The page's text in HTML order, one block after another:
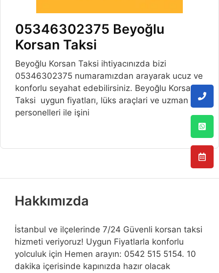
05346302375 Beyoğlu
Korsan Taksi
Beyoğlu Korsan Taksi ihtiyacınızda bizi
05346302375 numaramızdan arayarak ucuz ve
konforlu seyahat edebilirsiniz. Beyoğlu Korsan
Taksi uygun fiyatları, lüks araçlari ve uzman
personelleri ile işini
Hakkımızda
İstanbul ve ilçelerinde 7/24 Güvenli korsan taksi
hizmeti veriyoruz! Uygun Fiyatlarla konforlu
yolculuk için Hemen arayın: 0542 515 5154. 10
dakika içerisinde kapınızda hazır olacak